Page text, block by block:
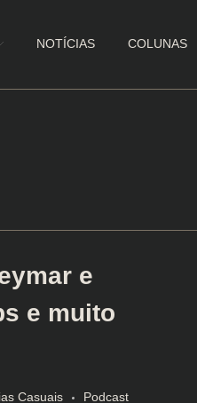
NOTÍCIAS COLUNAS
e
e muito
Casuais Podcast